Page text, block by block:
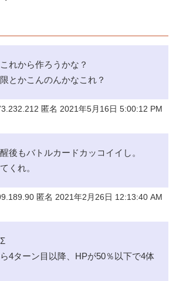
れから作ろうかな？
とかこんのんかなこれ？
匿名 2021年5月16日 5:00:12 PM
後もバトルカードカッコイイし。
くれ。
匿名 2021年2月26日 12:13:40 AM
4ターン目以降、HPが50％以下で4体